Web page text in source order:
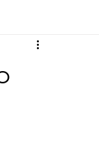
Silver Maschile